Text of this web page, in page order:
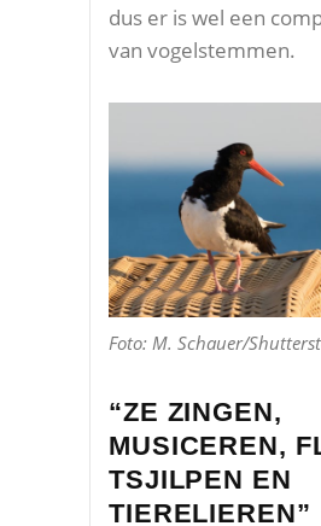
dus er is wel een
van vogelstemmen.
Foto: M. Schauer/
“ZE ZINGEN,
MUSICEREN,
TSJILPEN EN
TIERELIEREN”